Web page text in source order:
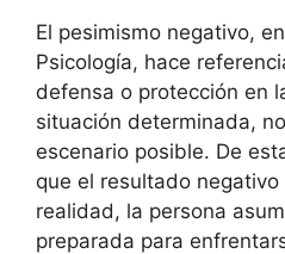
El pesimismo negativo,
Psicología, hace
defensa o protección en
situación determinada,
escenario posible. De
que el resultado
realidad, la persona
preparada para